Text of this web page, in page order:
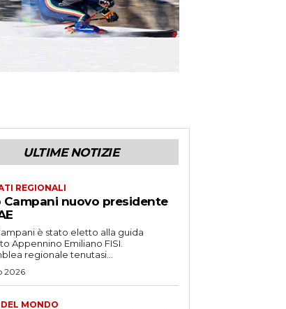
ULTIME NOTIZIE
REGIONALI
Campani nuovo presidente
è stato eletto alla guida
Appennino Emiliano FISI.
regionale tenutasi...
2026
MONDO